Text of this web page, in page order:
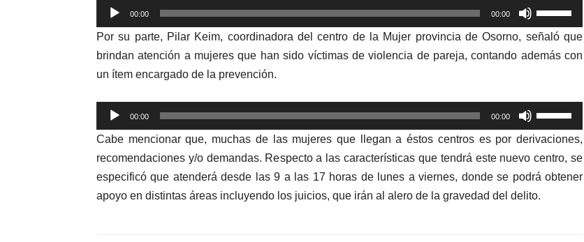
Reproductor
de
audio
00:00 00:00
las
teclas
de
para
aumentar
disminuir
Por su parte, Pilar Keim, coordinadora del centro de la Mujer provincia de Osorno, señaló que
brindan atención a mujeres que han sido víctimas de violencia de pareja, contando además con
un ítem encargado de la prevención.
Reproductor
de
audio
00:00 00:00
las
teclas
de
flecha
arriba/abajo
Cabe mencionar que, muchas de las mujeres que llegan a éstos centros es por derivaciones,
recomendaciones y/o demandas. Respecto a las características que tendrá este nuevo centro, se
especificó que atenderá desde las 9 a las 17 horas de lunes a viernes, donde se podrá obtener
apoyo en distintas áreas incluyendo los juicios, que irán al alero de la gravedad del delito.